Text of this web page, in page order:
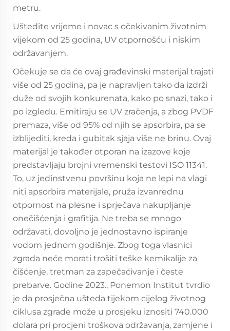
metru.
Uštedite vrijeme i novac s očekivanim životnim
vijekom od 25 godina, UV otpornošću i niskim
održavanjem.
Očekuje se da će ovaj građevinski materijal trajati
više od 25 godina, pa je napravljen tako da izdrži
duže od svojih konkurenata, kako po snazi, tako i
po izgledu. Emitiraju se UV zračenja, a zbog PVDF
premaza, više od 95% od njih se apsorbira, pa se
izblijediti, kreda i gubitak sjaja više ne brinu. Ovaj
materijal je također otporan na izazove koje
predstavljaju brojni vremenski testovi ISO 11341.
To, uz jedinstvenu površinu koja ne lepi na vlagi
niti apsorbira materijale, pruža izvanrednu
otpornost na plesne i sprječava nakupljanje
onečišćenja i grafitija. Ne treba se mnogo
održavati, dovoljno je jednostavno ispiranje
vodom jednom godišnje. Zbog toga vlasnici
zgrada neće morati trošiti teške kemikalije za
čišćenje, tretman za zapečaćivanje i česte
prebarve. Godine 2023., Ponemon Institut tvrdio
je da prosječna ušteda tijekom cijelog životnog
ciklusa zgrade može u prosjeku iznositi 740.000
dolara pri procjeni troškova održavanja, zamjene i